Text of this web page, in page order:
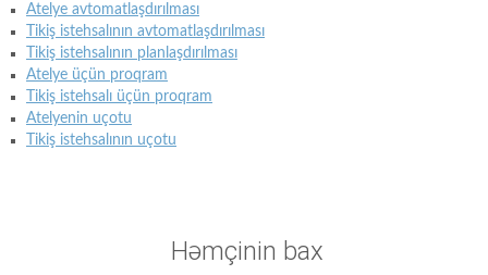
Atelye avtomatlaşdırılması
Tikiş istehsalının avtomatlaşdırılması
Tikiş istehsalının planlaşdırılması
Atelye üçün proqram
Tikiş istehsalı üçün proqram
Atelyenin uçotu
Tikiş istehsalının uçotu
Həmçinin bax